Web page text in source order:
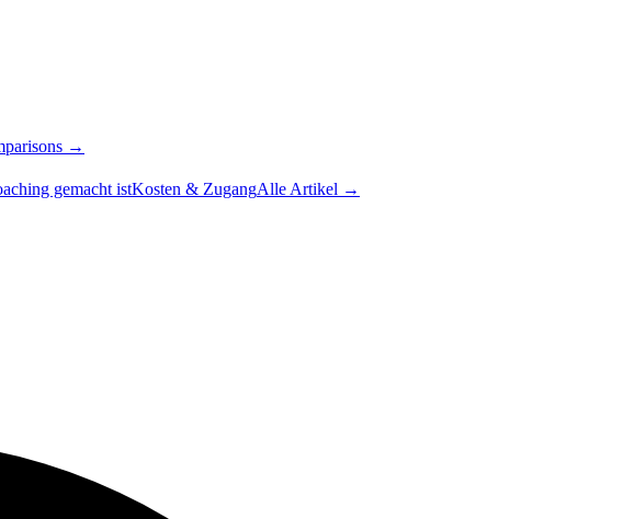
→
gemacht istKosten & ZugangAlle Artikel →